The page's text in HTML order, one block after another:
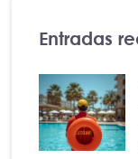
Entradas